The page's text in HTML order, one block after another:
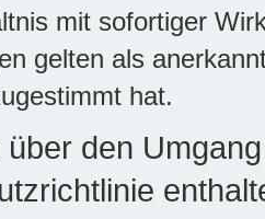
mit sofortiger
gelten als
hat.
den